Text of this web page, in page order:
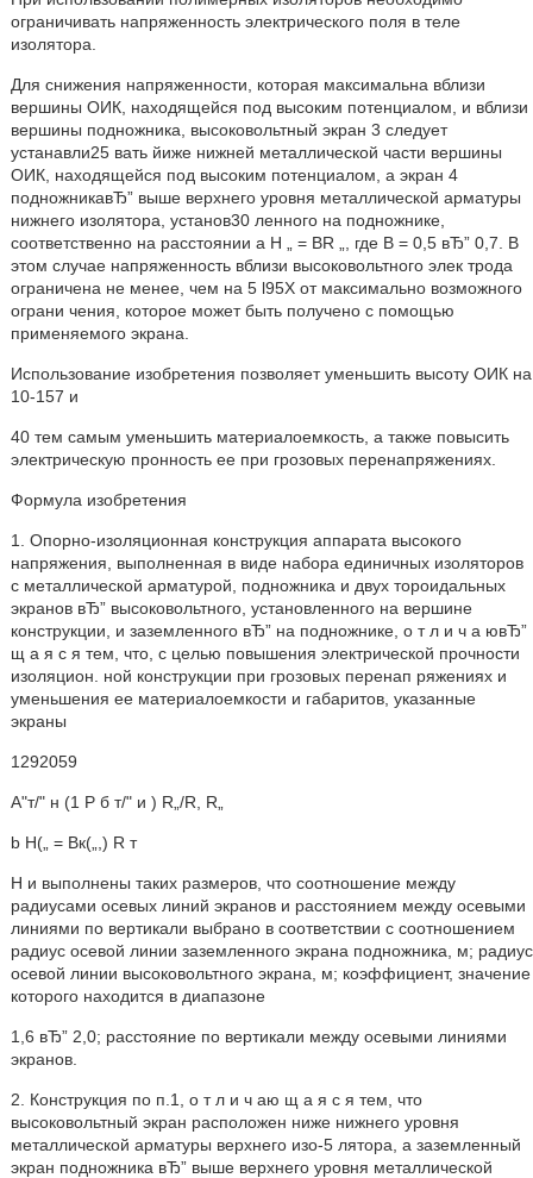
ограничивать напряженность электрического поля в теле
изолятора.
Для снижения напряженности, которая максимальна вблизи
вершины ОИК, находящейся под высоким потенциалом, и вблизи
вершины подножника, высоковольтный экран 3 следует
устанавли25 вать йиже нижней металлической части вершины
ОИК, находящейся под высоким потенциалом, а экран 4
подножникавЂ” выше верхнего уровня металлической арматуры
нижнего изолятора, установ30 ленного на подножнике,
соответственно на расстоянии а Н „ = BR „, где В = 0,5 вЂ” 0,7. В
этом случае напряженность вблизи высоковольтного элек трода
ограничена не менее, чем на 5 l95X от максимально возможного
ограни чения, которое может быть получено с помощью
применяемого экрана.
Использование изобретения позволяет уменьшить высоту ОИК на
10-157 и
40 тем самым уменьшить материалоемкость, а также повысить
электрическую пронность ее при грозовых перенапряжениях.
Формула изобретения
1. Опорно-изоляционная конструкция аппарата высокого
напряжения, выполненная в виде набора единичных изоляторов
с металлической арматурой, подножника и двух тороидальных
экранов вЂ” высоковольтного, установленного на вершине
конструкции, и заземленного вЂ” на подножнике, о т л и ч а ювЂ”
щ а я с я тем, что, с целью повышения электрической прочности
изоляцион. ной конструкции при грозовых перенап ряжениях и
уменьшения ее материалоемкости и габаритов, указанные
экраны
1292059
А"т/" н (1 P б т/" и ) R„/R, R„
b H(„ = Вк(„,) R т
Н и выполнены таких размеров, что соотношение между
радиусами осевых линий экранов и расстоянием между осевыми
линиями по вертикали выбрано в соответствии с соотношением
радиус осевой линии заземленного экрана подножника, м; радиус
осевой линии высоковольтного экрана, м; коэффициент, значение
которого находится в диапазоне
1,6 вЂ” 2,0; расстояние по вертикали между осевыми линиями
экранов.
2. Конструкция по п.1, о т л и ч аю щ а я с я тем, что
высоковольтный экран расположен ниже нижнего уровня
металлической арматуры верхнего изо-5 лятора, а заземленный
экран подножника вЂ” выше верхнего уровня металлической